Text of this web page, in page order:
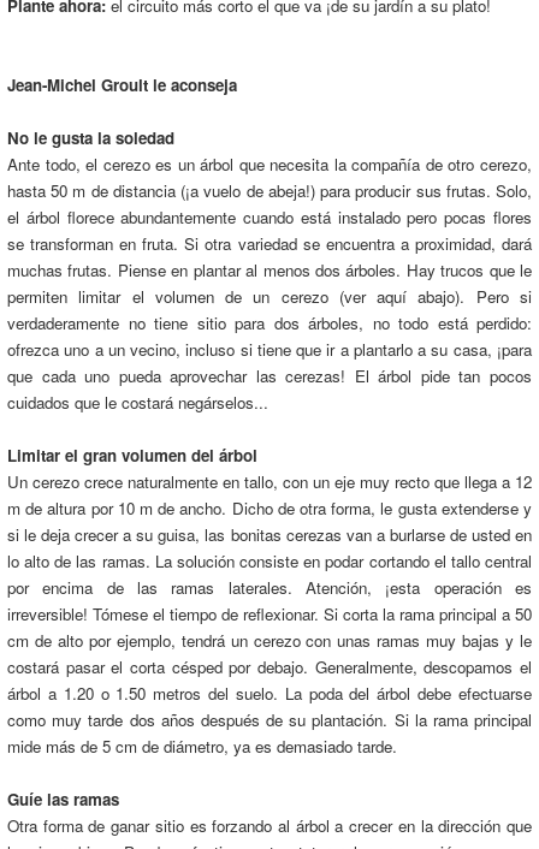
Plante ahora: el circuito más corto el que va ¡de su jardín a su plato!
Jean-Michel Groult le aconseja
No le gusta la soledad
Ante todo, el cerezo es un árbol que necesita la compañía de otro cerezo,
hasta 50 m de distancia (¡a vuelo de abeja!) para producir sus frutas. Solo,
el árbol florece abundantemente cuando está instalado pero pocas flores
se transforman en fruta. Si otra variedad se encuentra a proximidad, dará
muchas frutas. Piense en plantar al menos dos árboles. Hay trucos que le
permiten limitar el volumen de un cerezo (ver aquí abajo). Pero si
verdaderamente no tiene sitio para dos árboles, no todo está perdido:
ofrezca uno a un vecino, incluso si tiene que ir a plantarlo a su casa, ¡para
que cada uno pueda aprovechar las cerezas! El árbol pide tan pocos
cuidados que le costará negárselos...
Limitar el gran volumen del árbol
Un cerezo crece naturalmente en tallo, con un eje muy recto que llega a 12
m de altura por 10 m de ancho. Dicho de otra forma, le gusta extenderse y
si le deja crecer a su guisa, las bonitas cerezas van a burlarse de usted en
lo alto de las ramas. La solución consiste en podar cortando el tallo central
por encima de las ramas laterales. Atención, ¡esta operación es
irreversible! Tómese el tiempo de reflexionar. Si corta la rama principal a 50
cm de alto por ejemplo, tendrá un cerezo con unas ramas muy bajas y le
costará pasar el corta césped por debajo. Generalmente, descopamos el
árbol a 1.20 o 1.50 metros del suelo. La poda del árbol debe efectuarse
como muy tarde dos años después de su plantación. Si la rama principal
mide más de 5 cm de diámetro, ya es demasiado tarde.
Guíe las ramas
Otra forma de ganar sitio es forzando al árbol a crecer en la dirección que